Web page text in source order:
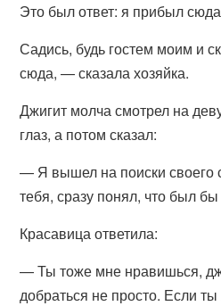
Это был ответ: я прибыл
Садись, будь гостем моим и
сюда, — сказала хозяйка.
Джигит молча смотрел на
глаз, а потом сказал:
— Я вышел на поиски своего
тебя, сразу понял, что был бы
Красавица ответила:
— Ты тоже мне нравишься,
добраться не просто. Если